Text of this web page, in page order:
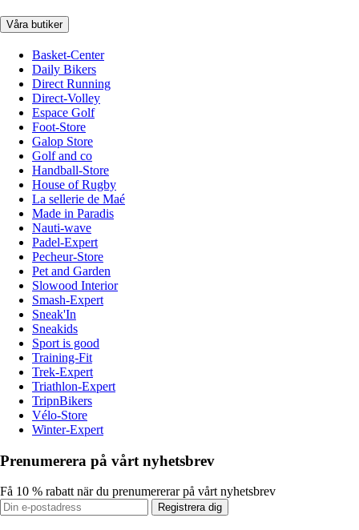
Våra butiker
Basket-Center
Daily Bikers
Direct Running
Direct-Volley
Espace Golf
Foot-Store
Galop Store
Golf and co
Handball-Store
House of Rugby
La sellerie de Maé
Made in Paradis
Nauti-wave
Padel-Expert
Pecheur-Store
Pet and Garden
Slowood Interior
Smash-Expert
Sneak'In
Sneakids
Sport is good
Training-Fit
Trek-Expert
Triathlon-Expert
TripnBikers
Vélo-Store
Winter-Expert
Prenumerera på vårt nyhetsbrev
Få 10 % rabatt när du prenumererar på vårt nyhetsbrev
Registrera dig